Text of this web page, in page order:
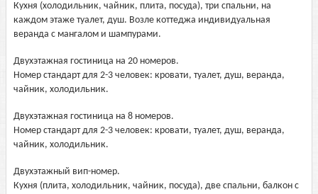
Кухня (холодильник, чайник, плита, посуда), три спальни, на
каждом этаже туалет, душ. Возле коттеджа индивидуальная
веранда с мангалом и шампурами.
Двухэтажная гостиница на 20 номеров.
Номер стандарт для 2-3 человек: кровати, туалет, душ, веранда,
чайник, холодильник.
Двухэтажная гостиница на 8 номеров.
Номер стандарт для 2-3 человек: кровати, туалет, душ, веранда,
чайник, холодильник.
Двухэтажный вип-номер.
Кухня (плита, холодильник, чайник, посуда), две спальни, балкон с